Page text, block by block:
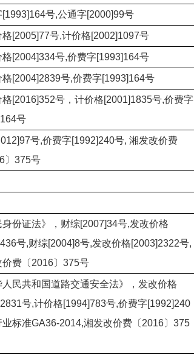
[1993]164号,公通字[2000]99号
格[2005]77号,计价格[2002]1097号
格[2004]334号,价费字[1993]164号
格[2004]2839号,价费字[1993]164号
格[2016]352号，计价格[2001]1835号,价费字
号
号,价费字[1992]240号, 湘发改价费
〕375号
身份证法》，财综[2007]34号,发改价格
号,财综[2004]8号,发改价格[2003]2322号,
价费〔2016〕375号
人民共和国道路交通安全法》，发改价格
号,计价格[1994]783号,价费字[1992]240
业标准GA36-2014,湘发改价费〔2016〕375